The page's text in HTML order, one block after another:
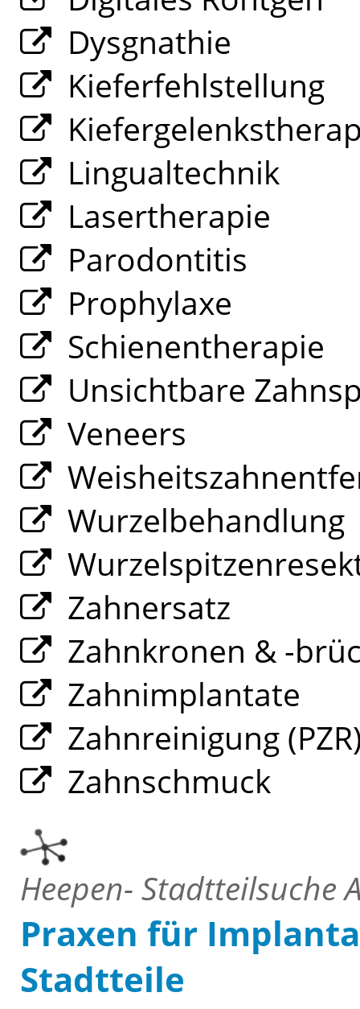
Dysgnathie
Kieferfehlstellung
Lingualtechnik
Lasertherapie
Parodontitis
Prophylaxe
Schienentherapie
Unsichtbare
Veneers
Wurzelbehandlung
Zahnersatz
Zahnkronen & -
Zahnimplantate
Zahnreinigung
Zahnschmuck
Heepen- Stadtteilsuche
Praxen für
Stadtteile